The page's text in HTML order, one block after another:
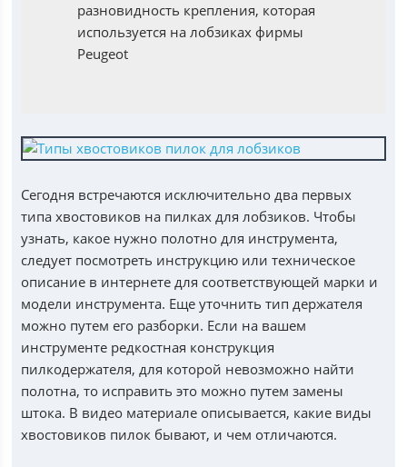
разновидность крепления, которая
используется на лобзиках фирмы
Peugeot
Сегодня встречаются исключительно два первых
типа хвостовиков на пилках для лобзиков. Чтобы
узнать, какое нужно полотно для инструмента,
следует посмотреть инструкцию или техническое
описание в интернете для соответствующей марки и
модели инструмента. Еще уточнить тип держателя
можно путем его разборки. Если на вашем
инструменте редкостная конструкция
пилкодержателя, для которой невозможно найти
полотна, то исправить это можно путем замены
штока. В видео материале описывается, какие виды
хвостовиков пилок бывают, и чем отличаются.